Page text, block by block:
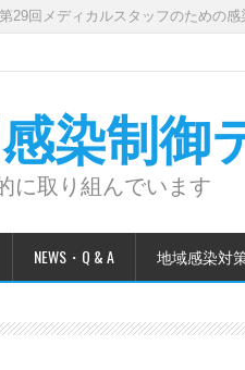
ディカルスタッフのための感染対
感染制
に取り組んでいます
NEWS・Q & A 地域感染対